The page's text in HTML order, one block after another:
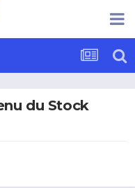
du Stock